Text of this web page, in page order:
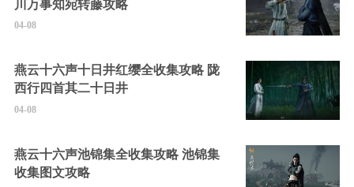
川万事知宛转藤攻略
04-08
燕云十六声十日井红缨全收集攻略 陇
西行四首其二十日井
04-08
燕云十六声池锦集全收集攻略 池锦集
收集图文攻略